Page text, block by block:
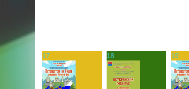
17 18 19